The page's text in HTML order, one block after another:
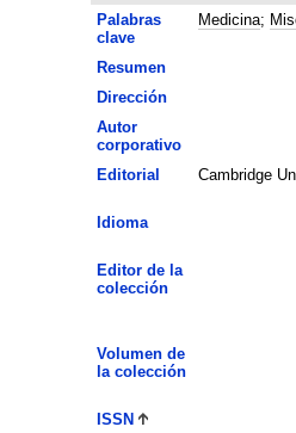
Palabras
clave
Medicina;
Resumen
Dirección
Autor
corporativo
Editorial Cambridge
Idioma
Editor de la
colección
Volumen de
la colección
ISSN